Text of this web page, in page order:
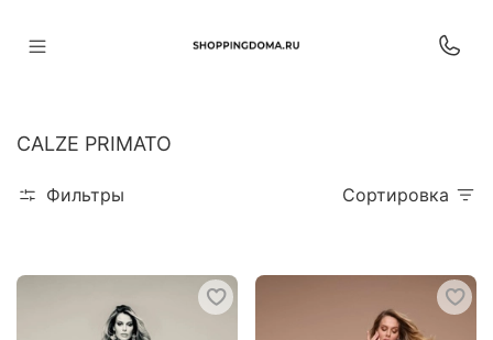
CALZE PRIMATO
Фильтры Сортировка